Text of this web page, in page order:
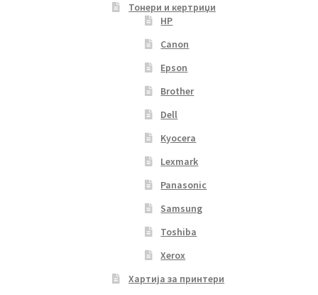
Тонери и кертриџи
HP
Canon
Epson
Brother
Dell
Kyocera
Lexmark
Panasonic
Samsung
Toshiba
Xerox
Хартија за принтери